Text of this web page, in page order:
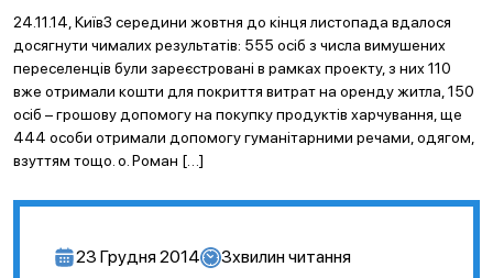
24.11.14, КиївЗ середини жовтня до кінця листопада вдалося
досягнути чималих результатів: 555 осіб з числа вимушених
переселенців були зареєстровані в рамках проекту, з них 110
вже отримали кошти для покриття витрат на оренду житла, 150
осіб – грошову допомогу на покупку продуктів харчування, ще
444 особи отримали допомогу гуманітарними речами, одягом,
взуттям тощо. о. Роман […]
23 Грудня 2014 3хвилин читання